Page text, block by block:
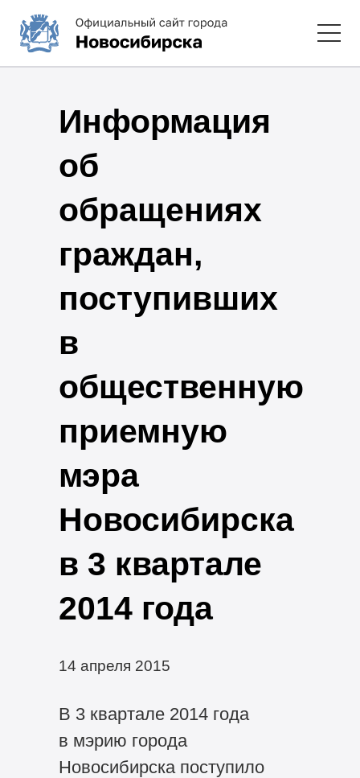
Информация
об
обращениях
граждан,
поступивших
в
общественную
приемную
мэра
Новосибирска
в 3 квартале
2014 года
14 апреля 2015
В 3 квартале 2014 года
в мэрию города
Новосибирска поступило